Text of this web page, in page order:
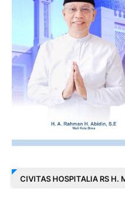
CIVITAS HOSPITALIA RS H.